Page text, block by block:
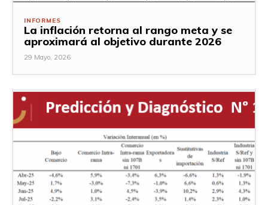
INFORMES
La inflación retorna al rango meta y se
aproximará al objetivo durante 2026
29 Mayo, 2026